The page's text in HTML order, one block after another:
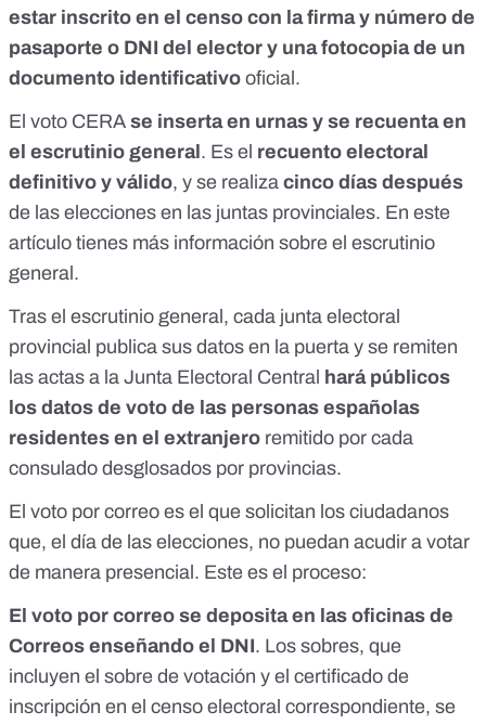
estar inscrito en el censo con la firma y número de
pasaporte o DNI del elector y una fotocopia de un
documento identificativo oficial.
El voto CERA se inserta en urnas y se recuenta en
el escrutinio general . Es el recuento electoral
definitivo y válido, y se realiza cinco días después
de las elecciones en las juntas provinciales. En este
artículo tienes más información sobre el escrutinio
general .
Tras el escrutinio general, cada junta electoral
provincial publica sus datos en la puerta y se remiten
las actas a la Junta Electoral Central hará públicos
los datos de voto de las personas españolas
residentes en el extranjero remitido por cada
consulado desglosados por provincias.
El voto por correo es el que solicitan los ciudadanos
que, el día de las elecciones, no puedan acudir a votar
de manera presencial. Este es el proceso:
El voto por correo se deposita en las oficinas de
Correos enseñando el DNI. Los sobres, que
incluyen el sobre de votación y el certificado de
inscripción en el censo electoral correspondiente, se